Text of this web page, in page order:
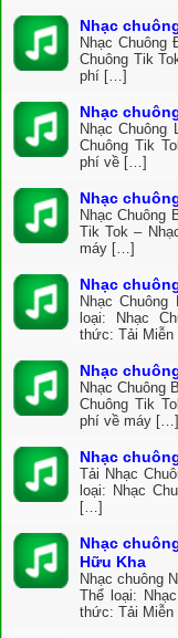
Nhạc
Nhạc Chuông
Chuông Tik
phí […]
Nhạc
Nhạc Chuông
Chuông Tik
phí về […]
Nhạc
Nhạc Chuông
Tik Tok –
máy […]
Nhạc
Nhạc
loại: Nhạc
thức: Tải
Nhạc
Nhạc Chuông
Chuông Tik
phí về máy […]
Nhạc
Tải Nhạc
loại: Nhạc
[…]
Nhạc
Hữu Kha
Nhạc chuông
Thể loại:
thức: Tải